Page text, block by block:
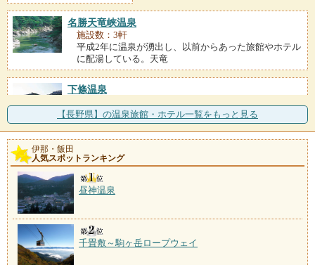
名勝天竜峡温泉
施設数：3軒
平成2年に温泉が湧出し、以前からあった旅館やホテル
に配湯している。天竜
下條温泉
伊那谷と天竜川を望む山里に湧く温泉。「下條温泉静
かなお宿加賀美」には赤
天竜水神温泉
施設数：1軒
【長野県】の温泉旅館・ホテル一覧をもっと見る
伊那・飯田
人気スポットランキング
昼神温泉
千畳敷～駒ヶ岳ロープウェイ